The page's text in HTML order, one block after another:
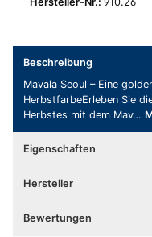
Beschreibung
Mavala Seoul – Eine
HerbstfarbeErleben Sie
Herbstes mit dem Mav…
Eigenschaften
Hersteller
Bewertungen